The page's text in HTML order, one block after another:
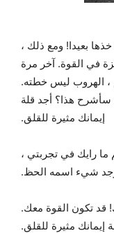
بعيدا! ومع ذلك ،
في القوة. آخر مرة
، الهروب ليس خطته.
هذا؟ أجد قلة
إيمانك مثيرة للقلق.
ما رايك في تجربتي ،
شيء اسمه الحظ.
قد تكون القوة معك.
إيمانك مثيرة للقلق.